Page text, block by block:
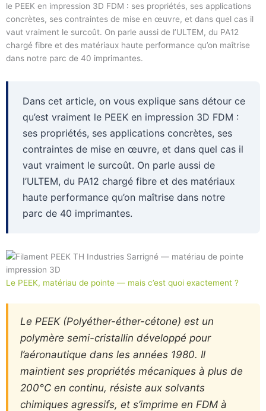
le PEEK en impression 3D FDM : ses propriétés, ses applications
concrètes, ses contraintes de mise en œuvre, et dans quel cas il
vaut vraiment le surcoût. On parle aussi de l’ULTEM, du PA12
chargé fibre et des matériaux haute performance qu’on maîtrise
dans notre parc de 40 imprimantes.
Dans cet article, on vous explique sans détour ce
qu’est vraiment le PEEK en impression 3D FDM :
ses propriétés, ses applications concrètes, ses
contraintes de mise en œuvre, et dans quel cas il
vaut vraiment le surcoût. On parle aussi de
l’ULTEM, du PA12 chargé fibre et des matériaux
haute performance qu’on maîtrise dans notre
parc de 40 imprimantes.
Le PEEK, matériau de pointe — mais c’est quoi exactement ?
Le PEEK (Polyéther-éther-cétone) est un
polymère semi-cristallin développé pour
l’aéronautique dans les années 1980. Il
maintient ses propriétés mécaniques à plus de
200°C en continu, résiste aux solvants
chimiques agressifs, et s’imprime en FDM à